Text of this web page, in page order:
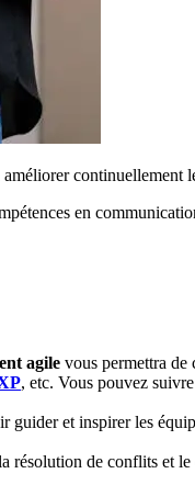
continuellement
en
agile vous permettra de
, etc. Vous pouvez
guider et inspirer les
résolution de conflits et